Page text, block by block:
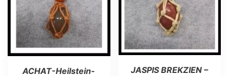
ACHAT-Heilstein-
JASPIS BREKZIEN –